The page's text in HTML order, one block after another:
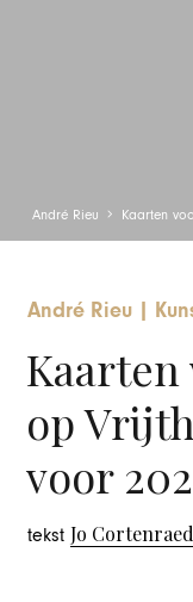
André Rieu Kaarten
André Rieu |
Kaarten
op
voor
tekstJo